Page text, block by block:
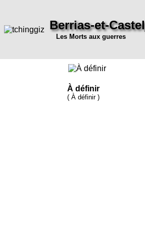
Berrias-et-
Les Morts aux guerres
À définir
( À définir )